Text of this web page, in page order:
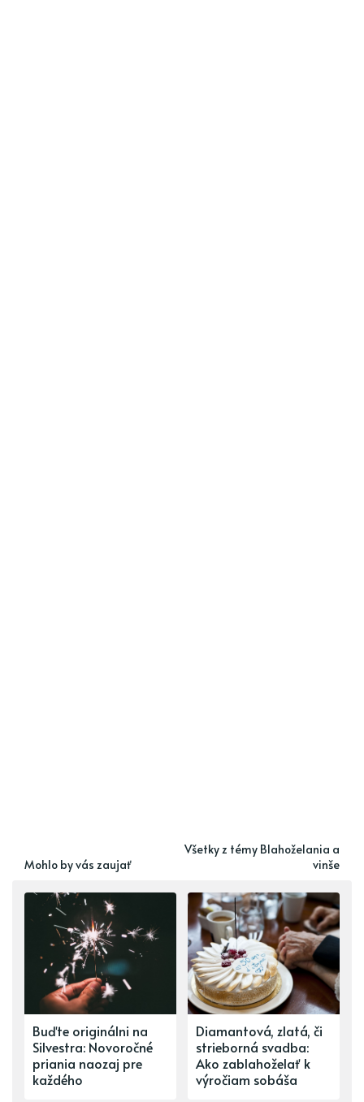
Mohlo by vás zaujať
Všetky z témy Blahoželania a
vinše
Buďte originálni na
Silvestra: Novoročné
priania naozaj pre
každého
Diamantová, zlatá, či
strieborná svadba:
Ako zablahoželať k
výročiam sobáša